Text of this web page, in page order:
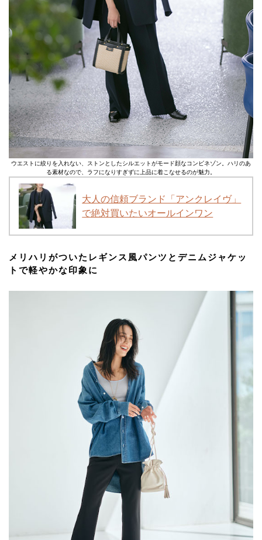
ウエストに絞りを入れない、ストンとしたシルエットがモード顔なコンビネゾン。ハリのあ
る素材なので、ラフになりすぎずに上品に着こなせるのが魅力。
大人の信頼ブランド「アンクレイヴ」
で絶対買いたいオールインワン
メリハリがついたレギンス風パンツとデニムジャケッ
トで軽やかな印象に